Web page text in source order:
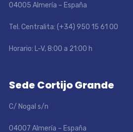
04005 Almería – España
Tel. Centralita: (+34) 950 15 61 00
Horario: L-V, 8:00 a 21:00 h
Sede Cortijo Grande
C/ Nogal s/n
04007 Almería – España